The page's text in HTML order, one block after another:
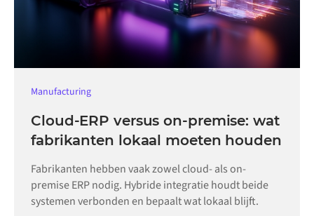
Manufacturing
Cloud-ERP versus on-premise: wat
fabrikanten lokaal moeten houden
Fabrikanten hebben vaak zowel cloud- als on-
premise ERP nodig. Hybride integratie houdt beide
systemen verbonden en bepaalt wat lokaal blijft.